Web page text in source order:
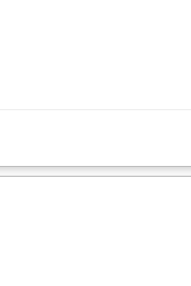
sprzedażowych,